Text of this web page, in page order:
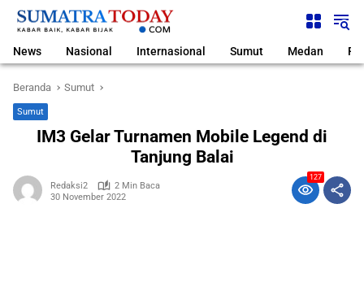
Langsung
News Nasional Internasional Sumut Medan
Beranda Sumut
Sumut
IM3 Gelar Turnamen Mobile Legend di
Tanjung Balai
Redaksi2
2 Min Baca
30 November 2022
127